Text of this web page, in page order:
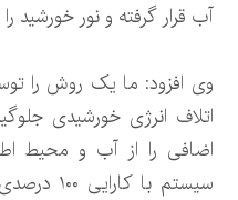
آب قرار گرفته و نور خورشید
وی افزود: ما یک روش را
اتلاف انرژی خورشیدی
اضافی را از آب و محیط